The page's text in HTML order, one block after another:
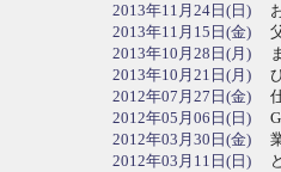
2013年11月24日(日) お
2013年11月15日(金) 父
2013年10月28日(月)
2013年10月21日(月) ひ
2012年07月27日(金) 仕
2012年05月06日(日)
2012年03月30日(金) 業
2012年03月11日(日) ど